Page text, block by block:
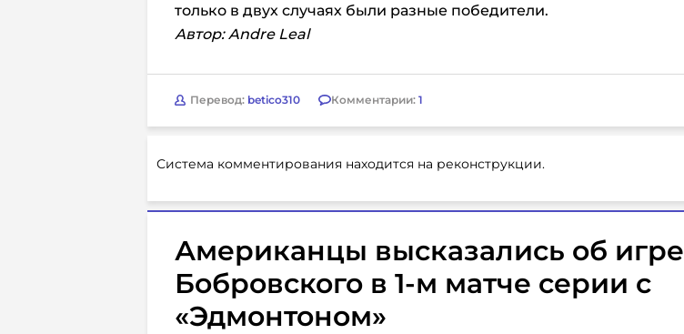
только в двух случаях были разные победители.
Автор: Andre Leal
Перевод: betico310 Комментарии: 1
Система комментирования находится на реконструкции.
Американцы высказались об игре
Бобровского в 1-м матче серии с
«Эдмонтоном»